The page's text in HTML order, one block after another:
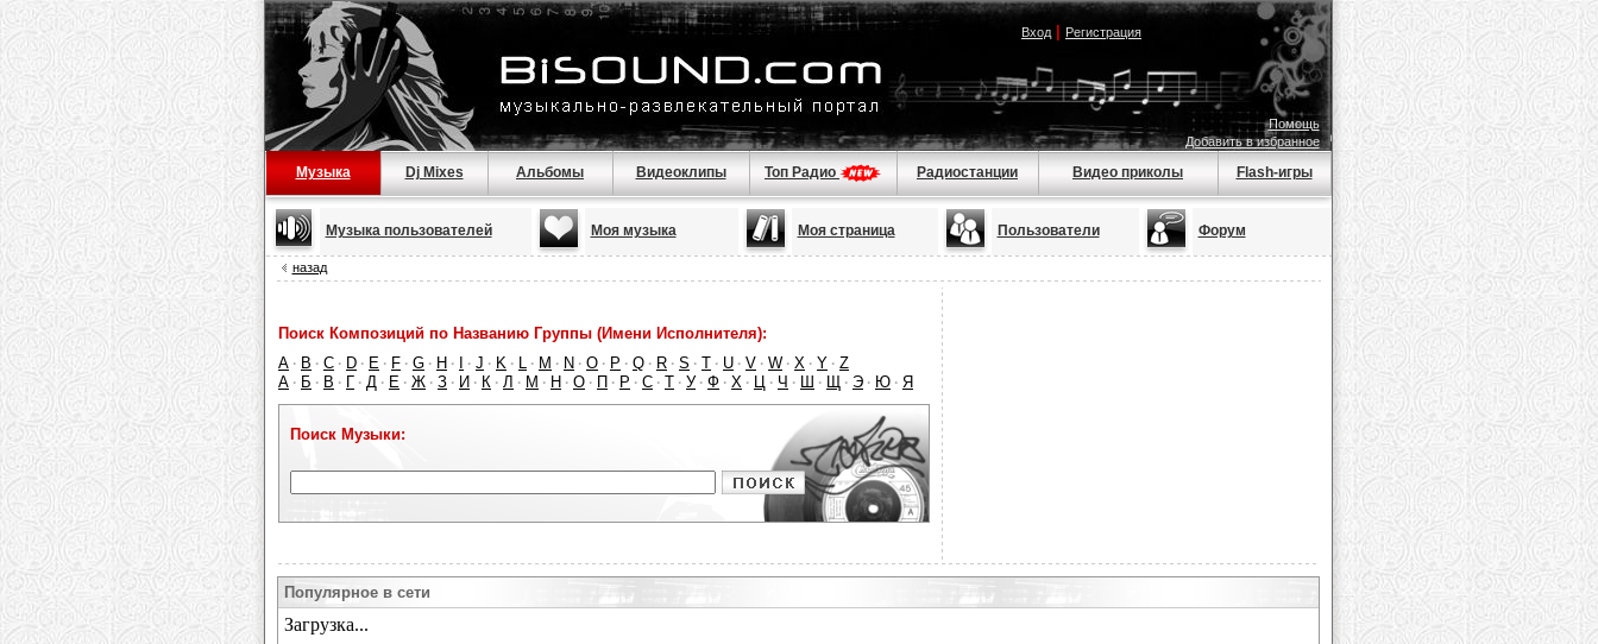
Вход| Регистрация
Помощь
Добавить в избранное
Музыка Dj Mixes Альбомы Видеоклипы Топ Радио Радиостанции Видео приколы Flash-игры
Музыка пользователей Моя музыка Моя страница Пользователи Форум
назад
Поиск Композиций по Названию Группы (Имени Исполнителя):
A · B · C · D · E · F · G · H · · J · K · L · M · N · O · P · Q · R · S · T · U · V · W · X · Y · Z
А · Б · В · Г · Д · Е · Ж · З · И · К · Л · М · Н · О · П · Р · С · Т · У · Ф · Х · Ц · Ч · Ш · Щ · Э · Ю · Я
Поиск Музыки:
Популярное в сети